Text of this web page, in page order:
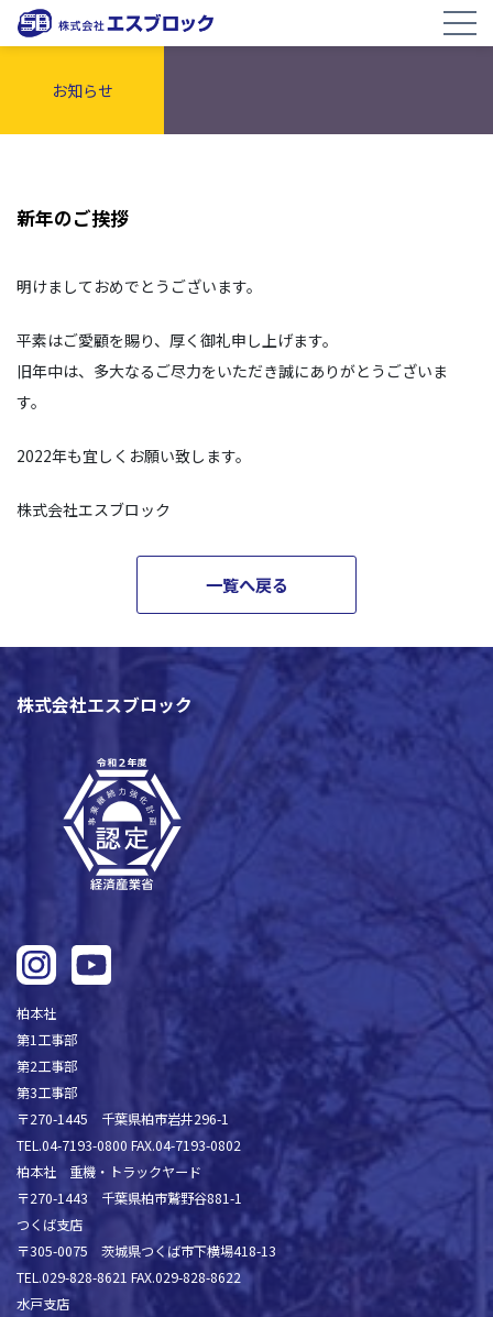
お知らせ
新年のご挨拶
明けましておめでとうございます。
平素はご愛顧を賜り、厚く御礼申し上げます。
旧年中は、多大なるご尽力をいただき誠にありがとうございま
す。
2022年も宜しくお願い致します。
株式会社エスブロック
一覧へ戻る
株式会社エスブロック
柏本社
第1工事部
第2工事部
第3工事部
〒270-1445 千葉県柏市岩井296-1
TEL.04-7193-0800 FAX.04-7193-0802
柏本社 重機・トラックヤード
〒270-1443 千葉県柏市鷲野谷881-1
つくば支店
〒305-0075 茨城県つくば市下横場418-13
TEL.029-828-8621 FAX.029-828-8622
水戸支店